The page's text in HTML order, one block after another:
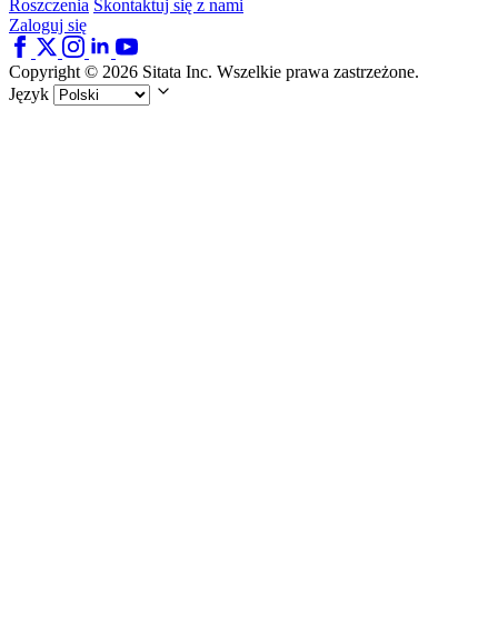
Roszczenia Skontaktuj się z nami
Zaloguj się
Copyright © 2026 Sitata Inc. Wszelkie prawa zastrzeżone.
Język